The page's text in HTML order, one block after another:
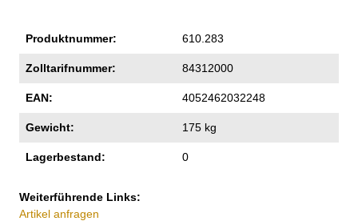
Produktnummer: 610.283
Zolltarifnummer: 84312000
EAN: 4052462032248
Gewicht: 175 kg
Lagerbestand: 0
Weiterführende Links:
Artikel anfragen